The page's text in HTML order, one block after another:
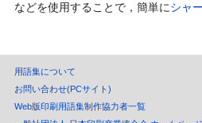
などを使用することで，簡単にシャ
用語集について
お問い合わせ(PCサイト)
Web版印刷用語集制作協力者一覧